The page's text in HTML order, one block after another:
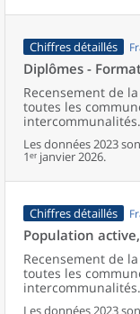
Chiffres détaillés
Diplômes -
Recensement de
toutes les
Les données 2023
1ᵉʳ janvier 2026.
Chiffres détaillés
Population
Recensement de
toutes les
Les données 2023